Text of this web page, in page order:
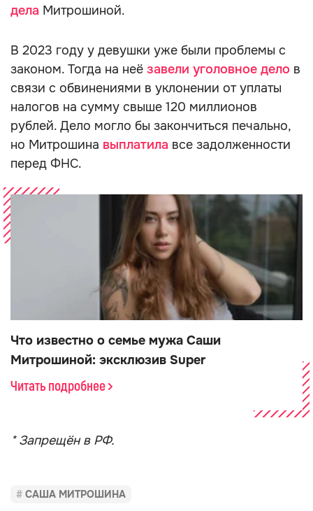
дела Митрошиной.
В 2023 году у девушки уже были проблемы с
законом. Тогда на неё завели уголовное дело в
связи с обвинениями в уклонении от уплаты
налогов на сумму свыше 120 миллионов
рублей. Дело могло бы закончиться печально,
но Митрошина выплатила все задолженности
перед ФНС.
Что известно о семье мужа Саши
Митрошиной: эксклюзив Super
Читать подробнее
* Запрещён в РФ.
САША МИТРОШИНА